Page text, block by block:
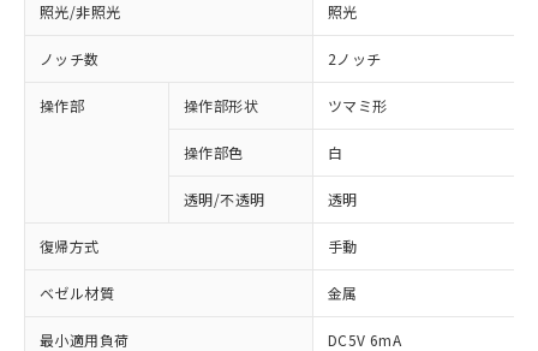
照光/非照光 照光
ノッチ数 2ノッチ
操作部 操作部形状 ツマミ形
操作部色 白
透明/不透明 透明
復帰方式 手動
ベゼル材質 金属
最小適用負荷 DC5V 6mA